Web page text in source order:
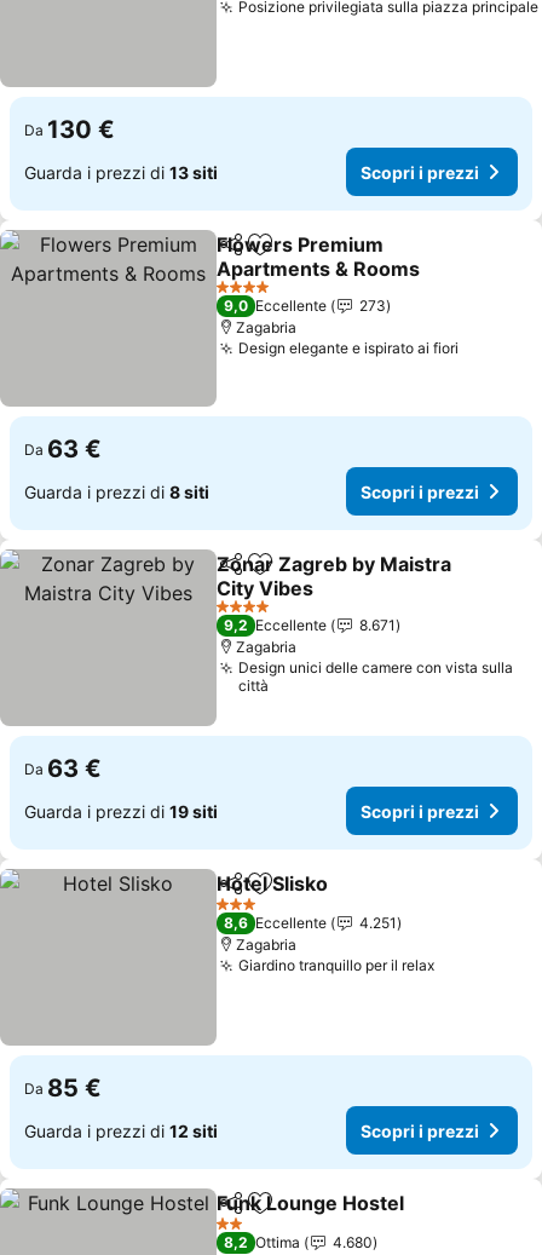
Posizione privilegiata sulla piazza principale
Da 130 €
Guarda i prezzi di 13 siti Scopri i prezzi
CondividiAggiungi ai preferiti
Flowers Premium
Apartments & Rooms
Scopri i prezzi
4 Stelle
9,0 Eccellente
273
Zagabria
Design elegante e ispirato ai fiori
Da 63 €
Guarda i prezzi di 8 siti Scopri i prezzi
CondividiAggiungi ai preferiti
Zonar Zagreb by Maistra
City Vibes
Scopri i prezzi
4 Stelle
9,2 Eccellente
8.671
Zagabria
Design unici delle camere con vista sulla
città
Da 63 €
Guarda i prezzi di 19 siti Scopri i prezzi
CondividiAggiungi ai preferiti
Hotel Slisko
3 Stelle
8,6 Eccellente
4.251
Zagabria
Giardino tranquillo per il relaxScopri i
Da 85 €
Guarda i prezzi di 12 siti Scopri i prezzi
CondividiAggiungi ai preferiti
Funk Lounge Hostel
2 Stelle
8,2 Ottima
4.680